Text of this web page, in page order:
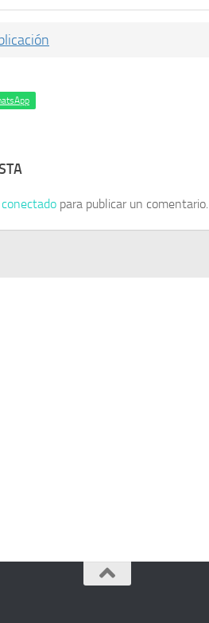
conectado para publicar un comentario.